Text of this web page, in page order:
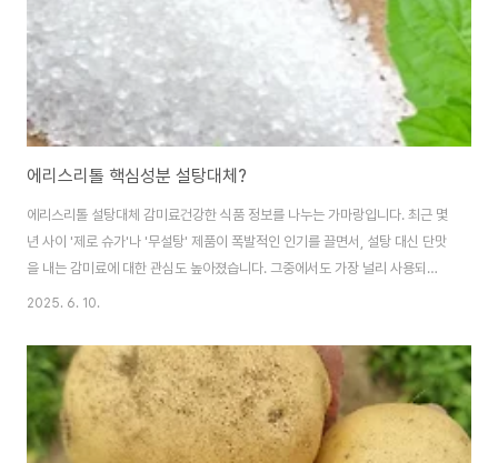
에리스리톨 핵심성분 설탕대체?
에리스리톨 설탕대체 감미료건강한 식품 정보를 나누는 가마랑입니다. 최근 몇
년 사이 '제로 슈가'나 '무설탕' 제품이 폭발적인 인기를 끌면서, 설탕 대신 단맛
을 내는 감미료에 대한 관심도 높아졌습니다. 그중에서도 가장 널리 사용되고
주목받는 감미료가 바로 에리스리톨(Erythritol)입니다.오늘은 이 에리스리톨
떤 식품에 주로 사용되는지 자세히 알아보는 시간을 갖겠습니다. 애드센스 승
인을 목표로 하시는 분들을 위해, 정보의 신뢰도와 깊이를 더하는 데 중점을 두
었으니 꼼꼼히 살펴보세요! 🍯 에리스리톨, 과연 무엇으로 만들어졌을까?에리
스리톨은 당알코올(Sugar Alcohol)의 일종으로 분류되는 감미료입니다. 당
알코올은 설..
2025. 6. 10.